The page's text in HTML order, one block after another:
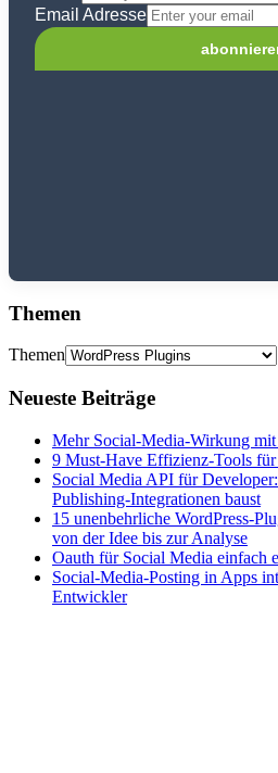
Email Adresse
Themen
Themen
Neueste Beiträge
Mehr Social-Media-Wirkung
9 Must-Have Effizienz-Tools
Social Media API für
Publishing-Integrationen baust
15 unenbehrliche WordPress-
von der Idee bis zur Analyse
Oauth für Social Media einfach
Social-Media-Posting in Apps
Entwickler